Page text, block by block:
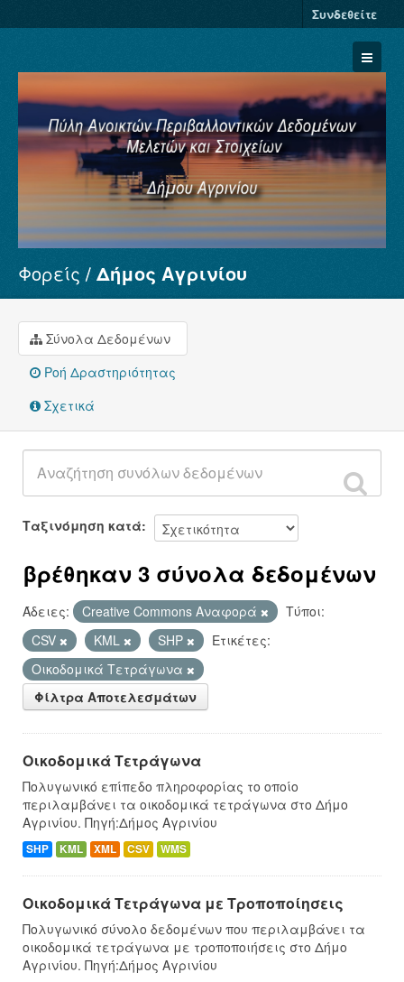
Συνδεθείτε
Σύνολα Δεδομένων
Φορείς
Ομάδες
Σχετικά
Φορείς Δήμος Αγρινίου
Σύνολα Δεδομένων
Ροή Δραστηριότητας
Σχετικά
Ταξινόμηση κατά
βρέθηκαν 3 σύνολα δεδομένων
Άδειες: Creative Commons Αναφορά
Τύποι:
CSV
KML SHP
Ετικέτες:
Οικοδομικά Τετράγωνα
Φίλτρα Αποτελεσμάτων
Οικοδομικά Τετράγωνα
Πολυγωνικό επίπεδο πληροφορίας το οποίο
περιλαμβάνει τα οικοδομικά τετράγωνα στο Δήμο
Αγρινίου. Πηγή:Δήμος Αγρινίου
SHP KML XML CSV WMS
Οικοδομικά Τετράγωνα με Τροποποίησεις
Πολυγωνικό σύνολο δεδομένων που περιλαμβάνει τα
οικοδομικά τετράγωνα με τροποποιήσεις στο Δήμο
Αγρινίου. Πηγή:Δήμος Αγρινίου